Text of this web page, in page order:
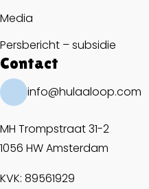
Media
Persbericht – subsidie
Contact
info@hulaaloop.com
MH Trompstraat 31-2
1056 HW Amsterdam
KVK: 89561929